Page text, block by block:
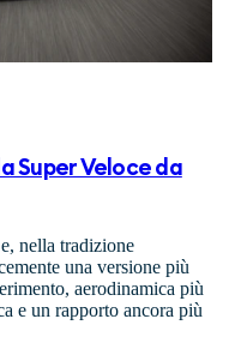
Super Veloce da
e, nella tradizione
una versione più
aerodinamica più
e un rapporto ancora più